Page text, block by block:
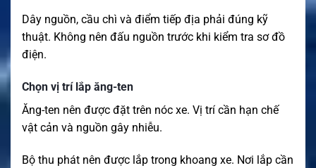
Dây nguồn, cầu chì và điểm tiếp địa phải đúng kỹ
thuật. Không nên đấu nguồn trước khi kiểm tra sơ đồ
điện.
Chọn vị trí lắp ăng-ten
Ăng-ten nên được đặt trên nóc xe. Vị trí cần hạn chế
vật cản và nguồn gây nhiễu.
Bộ thu phát nên được lắp trong khoang xe. Nơi lắp cần